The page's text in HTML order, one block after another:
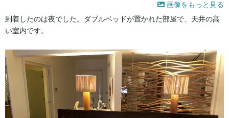
画像をもっと見る
到着したのは夜でした。ダブルベッドが置かれた部屋で、天井の高
い室内です。